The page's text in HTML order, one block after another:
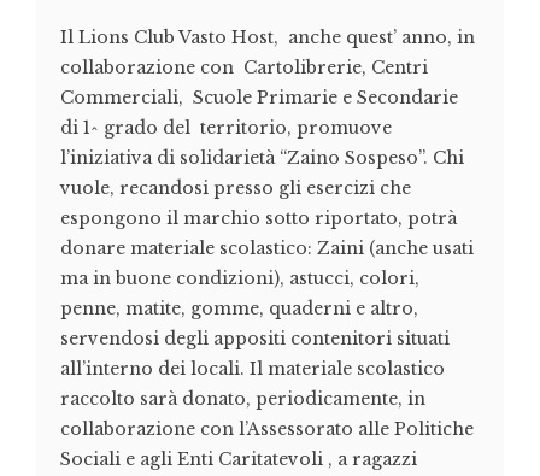
Il Lions Club Vasto Host, anche quest’ anno, in
collaborazione con Cartolibrerie, Centri
Commerciali, Scuole Primarie e Secondarie
di 1^ grado del territorio, promuove
l’iniziativa di solidarietà “Zaino Sospeso”. Chi
vuole, recandosi presso gli esercizi che
espongono il marchio sotto riportato, potrà
donare materiale scolastico: Zaini (anche usati
ma in buone condizioni), astucci, colori,
penne, matite, gomme, quaderni e altro,
servendosi degli appositi contenitori situati
all’interno dei locali. Il materiale scolastico
raccolto sarà donato, periodicamente, in
collaborazione con l’Assessorato alle Politiche
Sociali e agli Enti Caritatevoli , a ragazzi